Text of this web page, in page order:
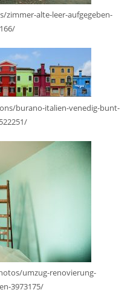
alte-leer-aufgegeben-
burano-italien-venedig-bunt-
umzug-renovierung-
3973175/